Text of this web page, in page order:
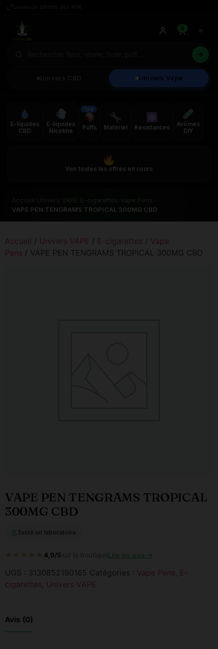
Univers Vape
0
E-liquides
CBD
E-liquides
Nicotine
Top
Puffs Matériel Résistances
Arômes
DIY
Voir toutes les offres en cours
VAPE PEN TENGRAMS TROPICAL 300MG CBD
Accueil / Univers VAPE / E-cigarettes / Vape
Pens / VAPE PEN TENGRAMS TROPICAL 300MG CBD
VAPE PEN TENGRAMS TROPICAL
300MG CBD
Testé en laboratoire
★★★★★ 4,9/5sur la boutiqueLire les avis →
UGS : 3130852190165 Catégories : Vape Pens, E-
cigarettes, Univers VAPE
Avis (0)